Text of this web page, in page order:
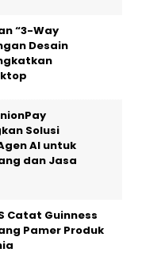
“3-Way
Desain
Solusi
AI untuk
dan Jasa
Catat Guinness
Pamer Produk